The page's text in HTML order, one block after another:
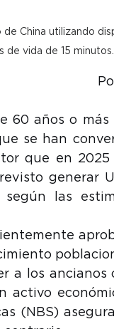
China utilizando
de vida de 15 minutos.
60 años o
se han
que en 2025
generar
las
a los ancianos
(NBS)